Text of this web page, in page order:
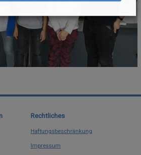
Rechtliches
Haftungsbeschränkung
Impressum